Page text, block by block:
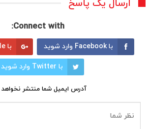
ارسال یک پاسخ
Connect with:
با Facebook وارد شوید با Google وارد شوید
با Twitter وارد شوید
آدرس ایمیل شما منتشر